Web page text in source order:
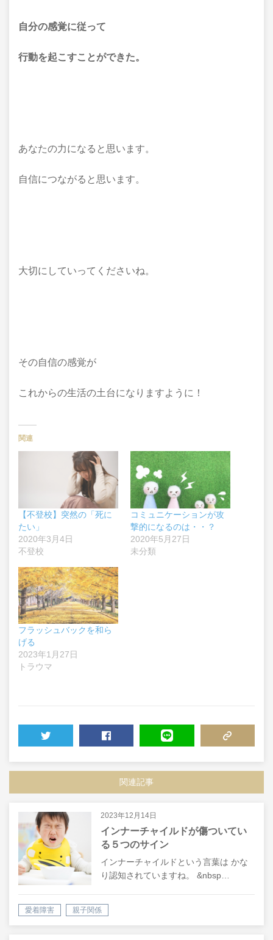
自分の感覚に従って
行動を起こすことができた。
あなたの力になると思います。
自信につながると思います。
大切にしていってくださいね。
その自信の感覚が
これからの生活の土台になりますように！
関連
【不登校】突然の「死に
たい」
2020年3月4日
不登校
コミュニケーションが攻
撃的になるのは・・？
2020年5月27日
未分類
フラッシュバックを和ら
げる
2023年1月27日
トラウマ
関連記事
2023年12月14日
インナーチャイルドが傷ついてい
る５つのサイン
インナーチャイルドという言葉は かな
り認知されていますね。 &nbsp…
愛着障害 親子関係